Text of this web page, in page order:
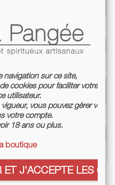
2020
VDF / Sans appellation
AB
Vins Méthode Nature
Culture biologique certifiée
navigation sur ce site,
cookies pour faciliter votre
utilisateur.
vous pouvez gérer vos
votre compte.
18 ans ou plus.
boutique
ET J'ACCEPTE LES